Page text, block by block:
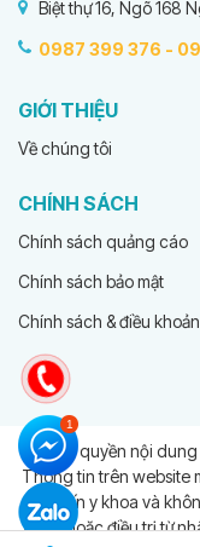
Biệt thự 16, Ngõ 168
0987 399 376 -
GIỚI THIỆU
Về chúng tôi
CHÍNH SÁCH
Chính sách quảng cáo
Chính sách bảo mật
Chính sách & điều khoản
© Bản quyền nội
Thông tin trên website
là tư vấn y khoa và
đoán hoặc điều trị từ